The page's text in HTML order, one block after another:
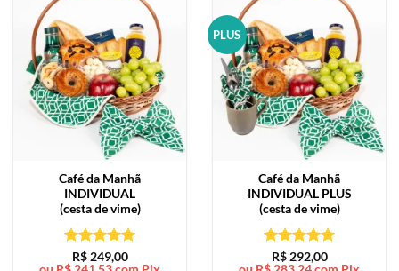
Café da Manhã
INDIVIDUAL
(cesta de vime)
Avaliação5
R$249,00
PLUS
Café da Manhã
INDIVIDUAL PLUS
(cesta de vime)
Avaliação5
R$292,00